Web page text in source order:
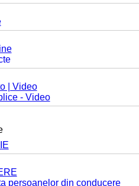
| Video
- Video
persoanelor din conducere